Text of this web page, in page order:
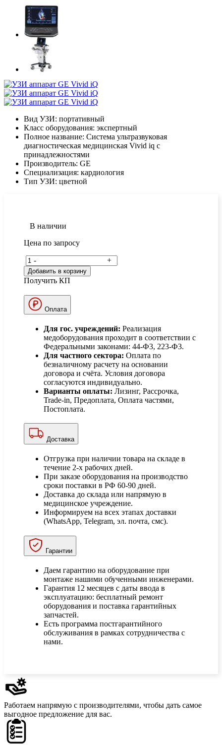
Вид УЗИ: портативный
Класс оборудования: экспертный
Полное название: Система ультразвуковая
диагностическая медицинская Vivid iq с
принадлежностями
Производитель: GE
Специализация: кардиология
Тип УЗИ: цветной
В наличии
Цена по запросу
- +
Добавить в корзину
Получить КП
Оплата
Для гос. учреждений: Реализация
медоборудования проходит в соответствии с
Федеральными законами: 44-Ф3, 223-Ф3.
Для частного сектора: Оплата по
безналичному расчету на основании
договора и счёта. Условия договора
согласуются индивидуально.
Варианты оплаты: Лизинг, Рассрочка,
Trade-in, Предоплата, Оплата частями,
Постоплата.
Доставка
Отгрузка при наличии товара на складе в
течение 2-х рабочих дней.
При заказе оборудования на производство
сроки поставки в РФ 60-90 дней.
Доставка до склада или напрямую в
медицинское учреждение.
Информируем на всех этапах доставки
(WhatsApp, Telegram, эл. почта, смс).
Гарантии
Даем гарантию на оборудование при
монтаже нашими обученными инженерами.
Гарантия 12 месяцев с даты ввода в
эксплуатацию: бесплатный ремонт
оборудования и поставка гарантийных
запчастей.
Есть программа постгарантийного
обслуживания в рамках сотрудничества с
нами.
Работаем напрямую с производителями, чтобы дать самое
выгодное предложение для вас.